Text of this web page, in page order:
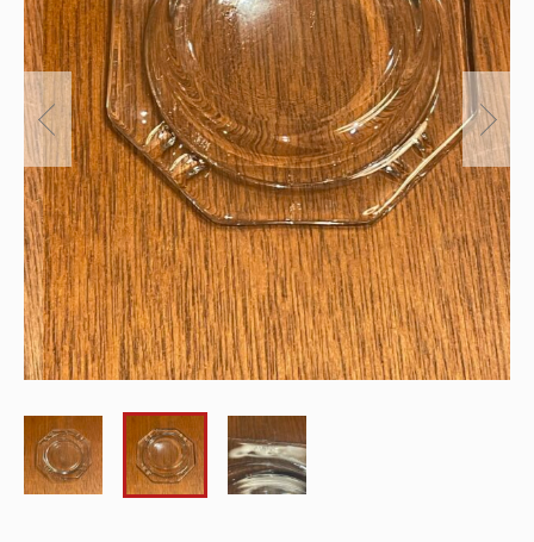
取付方法／取付事例／修理事例
Lighthouse Lightについて
ショッピングガイド
お知らせ
ブログ
お問い合わせ
オリジナルランプ
フィンスタイル
アンティーク小物/家具
パーツ
サブスクリプション
～
その他
在庫あり セール
並び順